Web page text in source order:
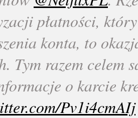
płatności,
konta, to
Tym razem celem
o karcie
Pv1i4cmAIj